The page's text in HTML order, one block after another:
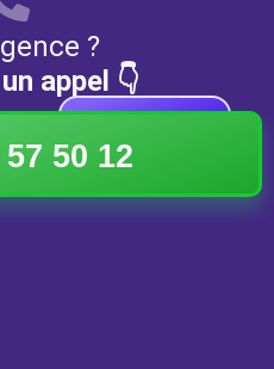
?
appel 👇
50 12
DISPONIBLE